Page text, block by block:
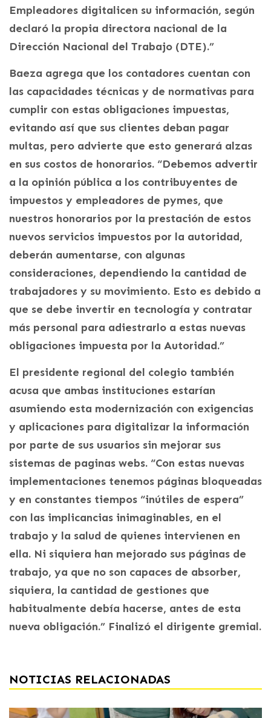
Empleadores digitalicen su información, según
declaró la propia directora nacional de la
Dirección Nacional del Trabajo (DTE).”
Baeza agrega que los contadores cuentan con
las capacidades técnicas y de normativas para
cumplir con estas obligaciones impuestas,
evitando así que sus clientes deban pagar
multas, pero advierte que esto generará alzas
en sus costos de honorarios. “Debemos advertir
a la opinión pública a los contribuyentes de
impuestos y empleadores de pymes, que
nuestros honorarios por la prestación de estos
nuevos servicios impuestos por la autoridad,
deberán aumentarse, con algunas
consideraciones, dependiendo la cantidad de
trabajadores y su movimiento. Esto es debido a
que se debe invertir en tecnología y contratar
más personal para adiestrarlo a estas nuevas
obligaciones impuesta por la Autoridad.”
El presidente regional del colegio también
acusa que ambas instituciones estarían
asumiendo esta modernización con exigencias
y aplicaciones para digitalizar la información
por parte de sus usuarios sin mejorar sus
sistemas de paginas webs. “Con estas nuevas
implementaciones tenemos páginas bloqueadas
y en constantes tiempos “inútiles de espera”
con las implicancias inimaginables, en el
trabajo y la salud de quienes intervienen en
ella. Ni siquiera han mejorado sus páginas de
trabajo, ya que no son capaces de absorber,
siquiera, la cantidad de gestiones que
habitualmente debía hacerse, antes de esta
nueva obligación.” Finalizó el dirigente gremial.
NOTICIAS RELACIONADAS